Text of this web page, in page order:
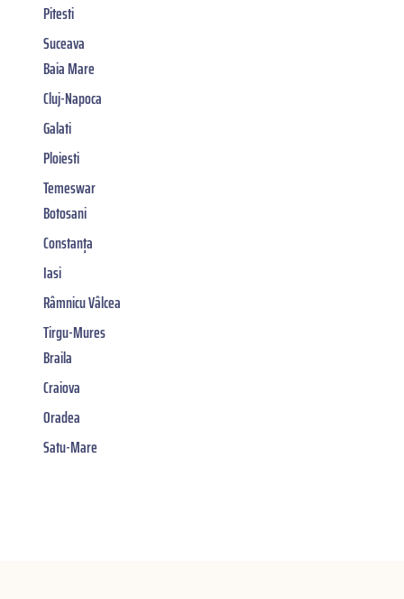
Pitesti
Suceava
Baia Mare
Cluj-Napoca
Galati
Ploiesti
Temeswar
Botosani
Constanța
Iasi
Râmnicu Vâlcea
Tirgu-Mures
Braila
Craiova
Oradea
Satu-Mare